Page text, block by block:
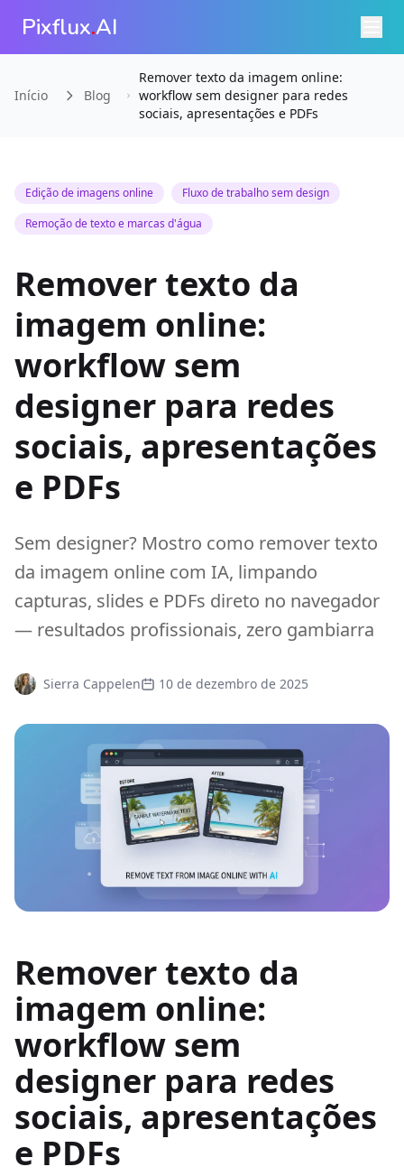
Pixflux.AI
Início Blog
Remover texto da imagem online:
workflow sem designer para redes
sociais, apresentações e PDFs
Edição de imagens online
Fluxo de trabalho sem design
Remoção de texto e marcas d'água
Remover texto da
imagem online:
workflow sem
designer para redes
sociais, apresentações
e PDFs
Sem designer? Mostro como remover texto
da imagem online com IA, limpando
capturas, slides e PDFs direto no navegador
— resultados profissionais, zero gambiarra
Sierra Cappelen 10 de dezembro de 2025
Remover texto da
imagem online:
workflow sem
designer para redes
sociais, apresentações
e PDFs